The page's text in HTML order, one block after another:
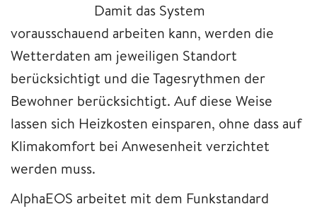
Damit das System
vorausschauend arbeiten kann, werden die
Wetterdaten am jeweiligen Standort
berücksichtigt und die Tagesrythmen der
Bewohner berücksichtigt. Auf diese Weise
lassen sich Heizkosten einsparen, ohne dass auf
Klimakomfort bei Anwesenheit verzichtet
werden muss.
AlphaEOS arbeitet mit dem Funkstandard